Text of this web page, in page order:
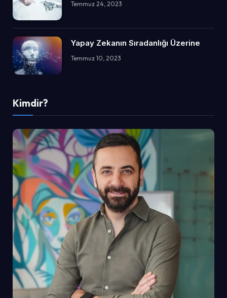
Temmuz 24, 2023
Yapay Zekanın Sıradanlığı Üzerine
Temmuz 10, 2023
Kimdir?